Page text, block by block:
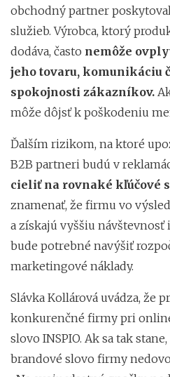
obchodný partner
služieb. Výrobca, ktorý
dodáva, často nemôže
jeho tovaru, komunikáciu
spokojnosti zákazníkov.
môže dôjsť k poškodeniu
Ďalším rizikom, na ktoré
B2B partneri budú v
cieliť na rovnaké kľúčové
znamenať, že firmu vo
a získajú vyššiu návštevnosť
bude potrebné navýšiť
marketingové náklady.
Slávka Kollárová uvádza, že
konkurenčné firmy pri
slovo INSPIO. Ak sa tak
brandové slovo firmy